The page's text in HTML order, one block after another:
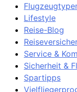
Lifestyle
Reise-Blog
Service &
Sicherheit &
Spartipps